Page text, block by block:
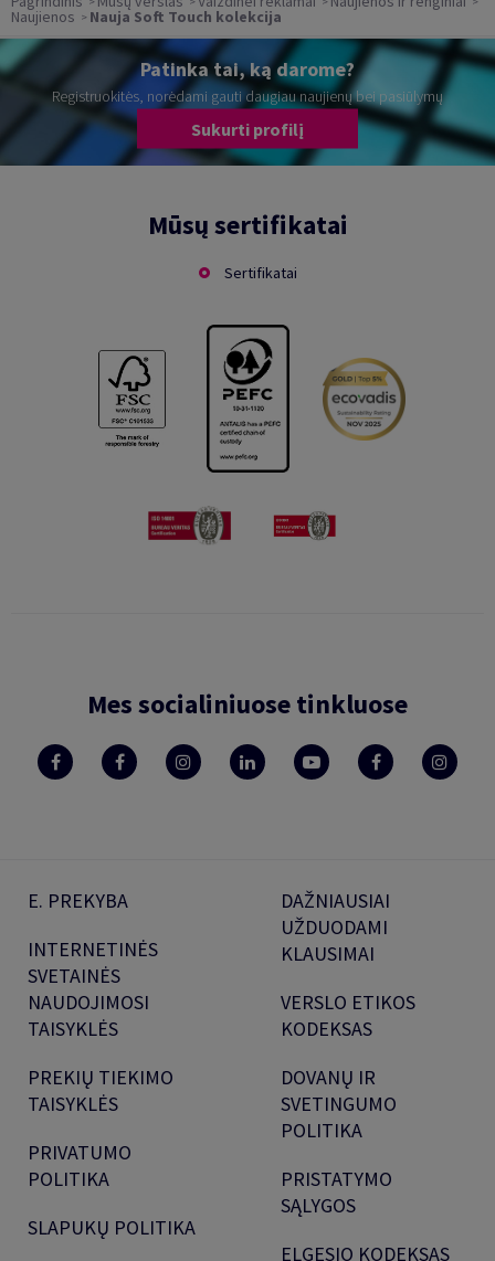
Naujienos Nauja Soft Touch kolekcija
Patinka tai, ką darome?
Registruokitės, norėdami gauti daugiau naujienų bei pasiūlymų
Sukurti profilį
Mūsų sertifikatai
Sertifikatai
Mes socialiniuose tinkluose
E. PREKYBA
INTERNETINĖS
SVETAINĖS
NAUDOJIMOSI
TAISYKLĖS
PREKIŲ TIEKIMO
TAISYKLĖS
PRIVATUMO
POLITIKA
SLAPUKŲ POLITIKA
DAŽNIAUSIAI
UŽDUODAMI
KLAUSIMAI
VERSLO ETIKOS
KODEKSAS
DOVANŲ IR
SVETINGUMO
POLITIKA
PRISTATYMO
SĄLYGOS
ELGESIO KODEKSAS